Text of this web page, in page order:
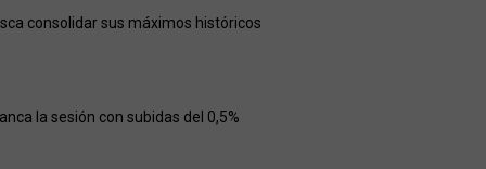
consolidar sus máximos históricos
la sesión con subidas del 0,5%